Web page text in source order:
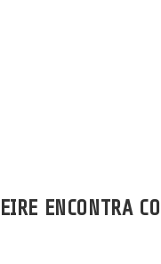
ENCONTRA